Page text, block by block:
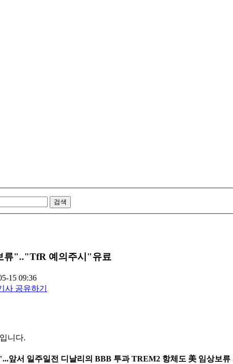
검색
류".."TfR 예의주시"유료
15 09:36
사 공유하기
니다.
앞서 일주일전 디날리의 BBB 투과 TREM2 항체도 美 임상보류